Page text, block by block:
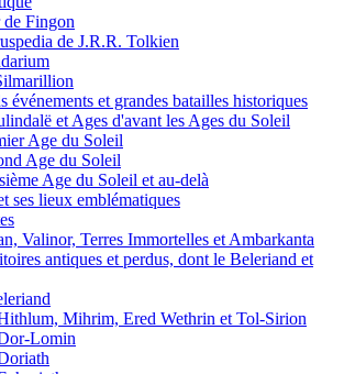
Fingon
de J.R.R. Tolkien
événements et grandes batailles historiques
et Ages d'avant les Ages du Soleil
Age du Soleil
Age du Soleil
Age du Soleil et au-delà
ses lieux emblématiques
Valinor, Terres Immortelles et Ambarkanta
antiques et perdus, dont le Beleriand et
Mihrim, Ered Wethrin et Tol-Sirion
Lomin